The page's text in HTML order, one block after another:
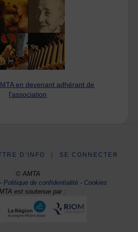
en devenant adhérant de
l'association
D’INFO SE CONNECTER
© AMTA
-Politique de confidentialité- Cookies
est soutenue par :